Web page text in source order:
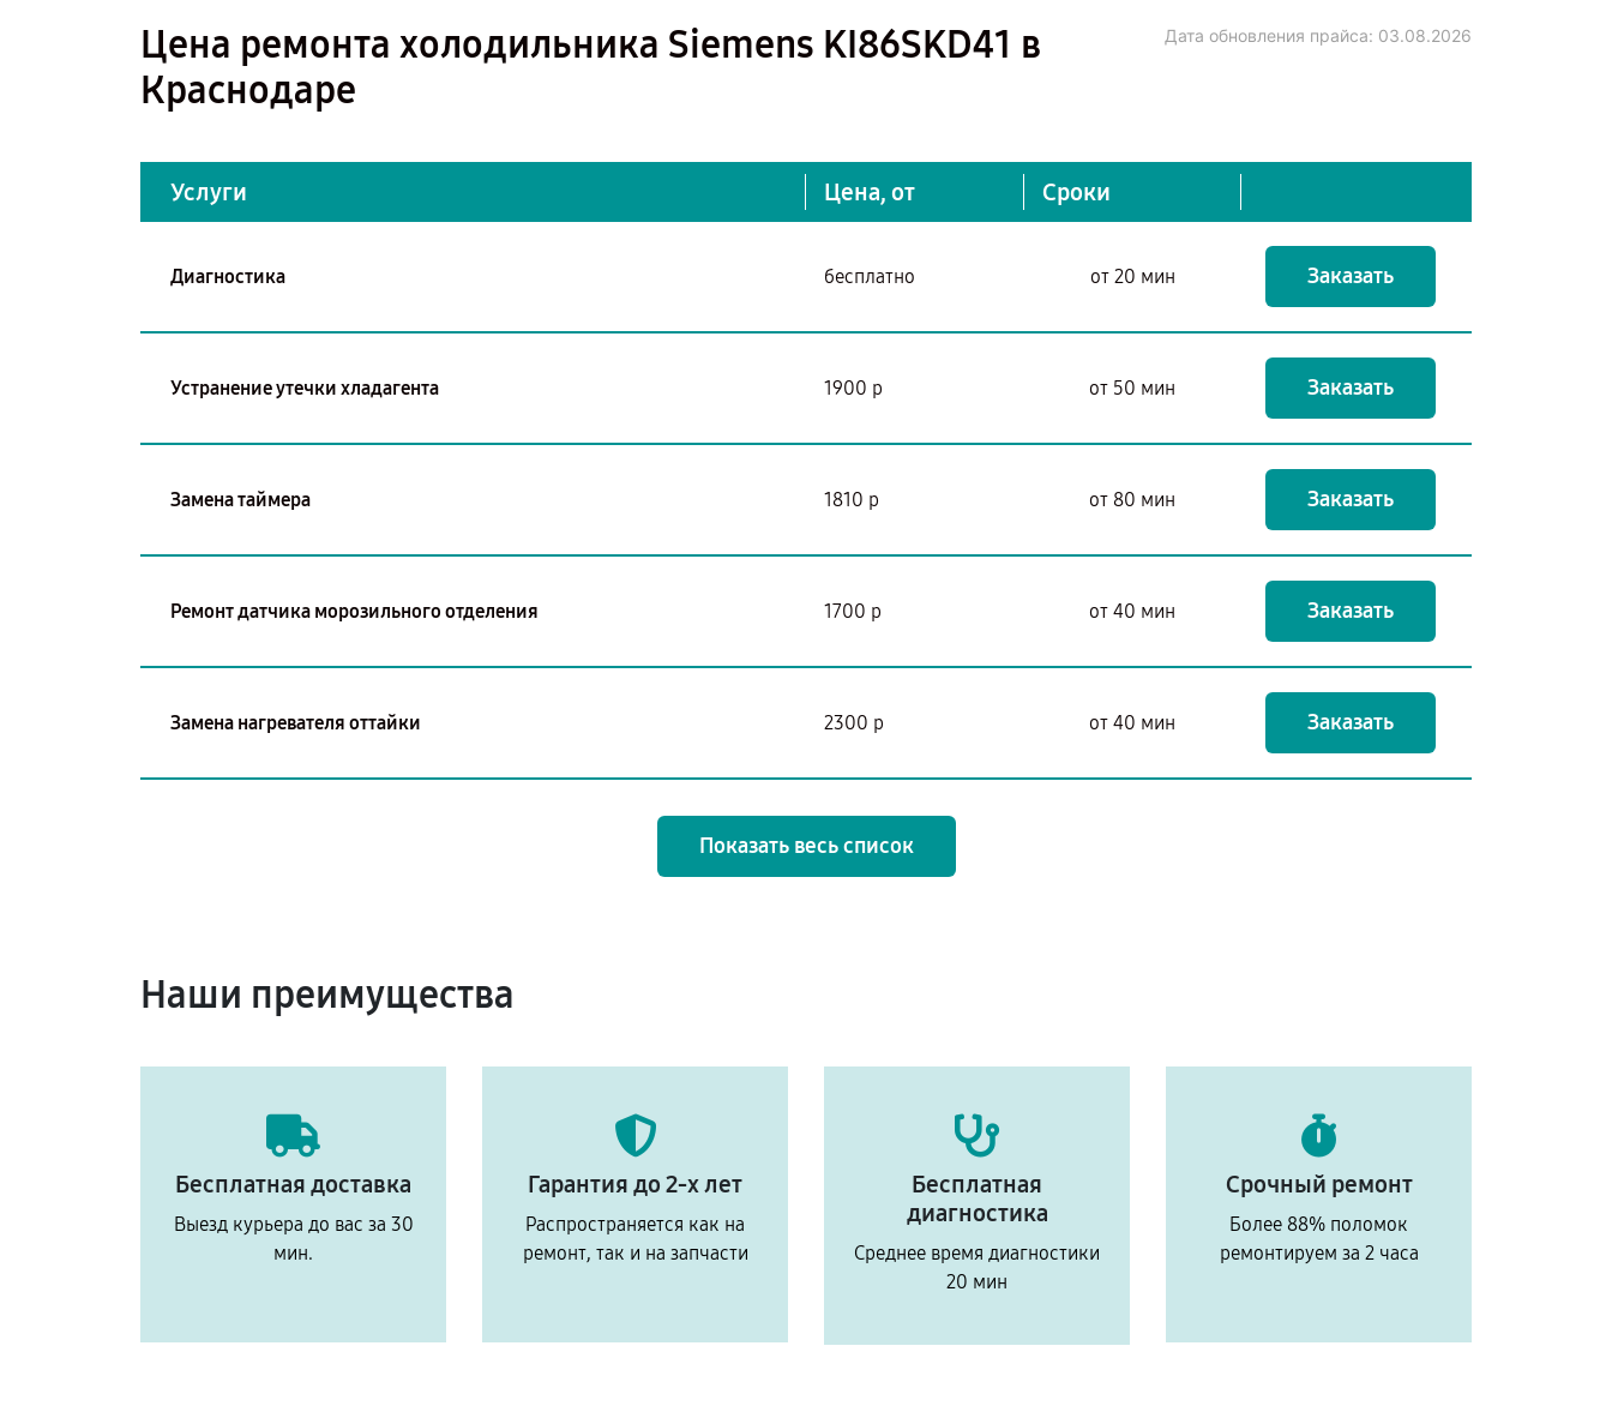
Цена ремонта холодильника Siemens KI86SKD41 в
Краснодаре
Дата обновления прайса: 03.08.2026
Услуги Цена, от Сроки
Диагностика бесплатно от 20 мин Заказать
Устранение утечки хладагента 1900 р от 50 мин Заказать
Замена таймера 1810 р от 80 мин Заказать
Ремонт датчика морозильного отделения 1700 р от 40 мин Заказать
Замена нагревателя оттайки 2300 р от 40 мин Заказать
Показать весь список
Наши преимущества
Бесплатная доставка
Выезд курьера до вас за 30
мин.
Гарантия до 2-х лет
Распространяется как на
ремонт, так и на запчасти
Бесплатная
диагностика
Среднее время диагностики
20 мин
Срочный ремонт
Более 88% поломок
ремонтируем за 2 часа